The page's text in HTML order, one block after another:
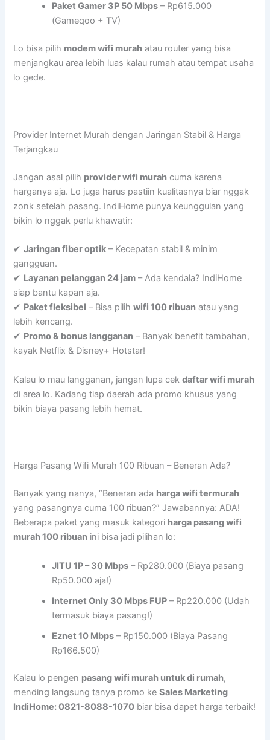
Paket Gamer 3P 50 Mbps – Rp615.000
(Gameqoo + TV)
Lo bisa pilih modem wifi murah atau router yang bisa
menjangkau area lebih luas kalau rumah atau tempat usaha
lo gede.
Provider Internet Murah dengan Jaringan Stabil & Harga
Terjangkau
Jangan asal pilih provider wifi murah cuma karena
harganya aja. Lo juga harus pastiin kualitasnya biar nggak
zonk setelah pasang. IndiHome punya keunggulan yang
bikin lo nggak perlu khawatir:
✔Jaringan fiber optik – Kecepatan stabil & minim
gangguan.
✔ Layanan pelanggan 24 jam – Ada kendala? IndiHome
siap bantu kapan aja.
✔ Paket fleksibel – Bisa pilihwifi 100 ribuan atau yang
lebih kencang.
✔ Promo & bonus langganan – Banyak benefit tambahan,
kayak Netflix & Disney+ Hotstar!
Kalau lo mau langganan, jangan lupa cekdaftar wifi murah
di area lo. Kadang tiap daerah ada promo khusus yang
bikin biaya pasang lebih hemat.
Harga Pasang Wifi Murah 100 Ribuan – Beneran Ada?
Banyak yang nanya, “Beneran ada harga wifi termurah
yang pasangnya cuma 100 ribuan?” Jawabannya: ADA!
Beberapa paket yang masuk kategori harga pasang wifi
murah 100 ribuan ini bisa jadi pilihan lo:
JITU 1P – 30 Mbps – Rp280.000 (Biaya pasang
Rp50.000 aja!)
Internet Only 30 Mbps FUP – Rp220.000 (Udah
termasuk biaya pasang!)
Eznet 10 Mbps – Rp150.000 (Biaya Pasang
Rp166.500)
Kalau lo pengen pasang wifi murah untuk di rumah,
mending langsung tanya promo keSales Marketing
IndiHome: 0821-8088-1070 biar bisa dapet harga terbaik!